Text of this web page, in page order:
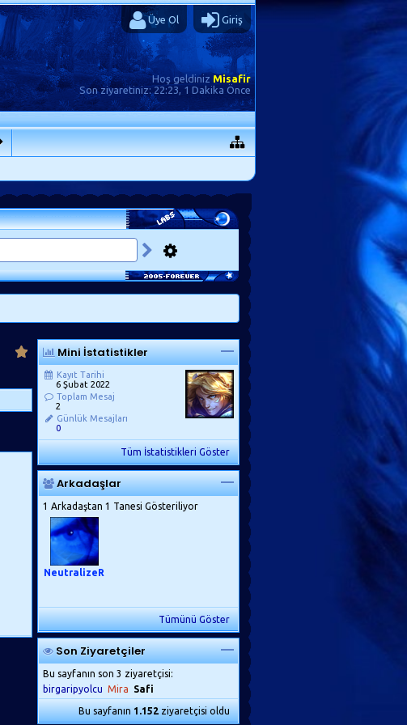
Üye Ol Giriş
Hoş geldiniz Misafir
Son ziyaretiniz:22:23, 1 Dakika Önce
Mini İstatistikler
Kayıt Tarihi
6 Şubat 2022
Toplam Mesaj
2
Günlük Mesajları
0
Tüm İstatistikleri Göster
Arkadaşlar
1 Arkadaştan 1 Tanesi Gösteriliyor
NeutralizeR
Tümünü Göster
Son Ziyaretçiler
Bu sayfanın son 3 ziyaretçisi:
birgaripyolcu Mira Safi
Bu sayfanın1.152ziyaretçisi oldu